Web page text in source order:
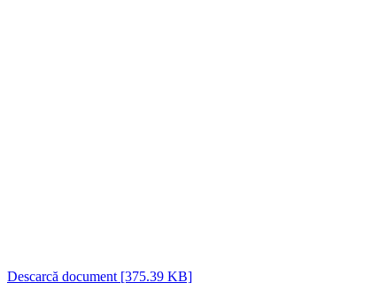
Descarcă document [375.39 KB]